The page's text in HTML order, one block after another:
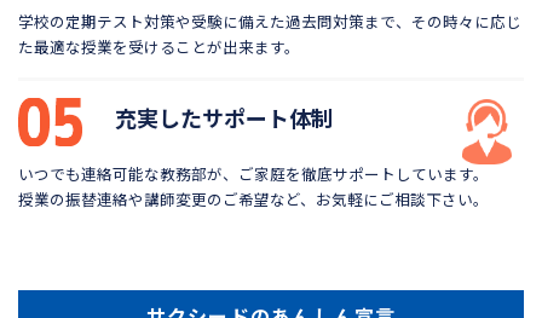
学校の定期テスト対策や受験に備えた過去問対策まで、 その時々に応じ
た最適な授業を受けることが出来ます。
充実したサポート体制
いつでも連絡可能な教務部が、ご家庭を徹底サポートしています。
授業の振替連絡や講師変更のご希望など、お気軽にご相談下さい。